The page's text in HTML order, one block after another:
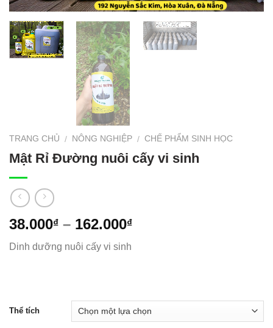
TRANG CHỦ / NÔNG NGHIỆP / CHẾ PHẨM SINH HỌC
Mật Rỉ Đường nuôi cấy vi sinh
38.000₫ – 162.000₫
Dinh dưỡng nuôi cấy vi sinh
Thể tích